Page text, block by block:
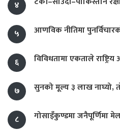
४
५ आणविक नीतिमा
६ विविधतामा एकताले
७ सुनको मूल्य ३ लाख नाघ्यो,
८ गोसाइँकुण्डमा जनैपूर्णिमा